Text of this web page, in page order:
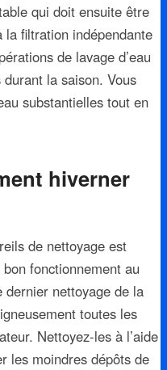
qui doit ensuite être
la filtration indépendante
de lavage d’eau
la saison. Vous
substantielles tout en
hiverner
de nettoyage est
fonctionnement au
dernier nettoyage de la
toutes les
Nettoyez-les à l’aide
les moindres dépôts de